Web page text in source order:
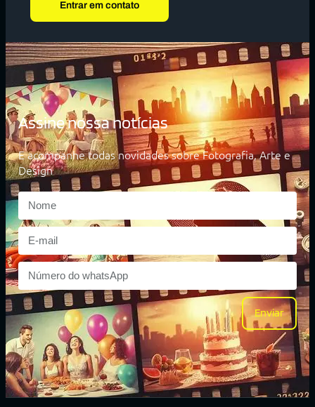
Entrar em contato
Assine nossa notícias
E acompanhe todas novidades sobre Fotografia, Arte e
Design
Enviar